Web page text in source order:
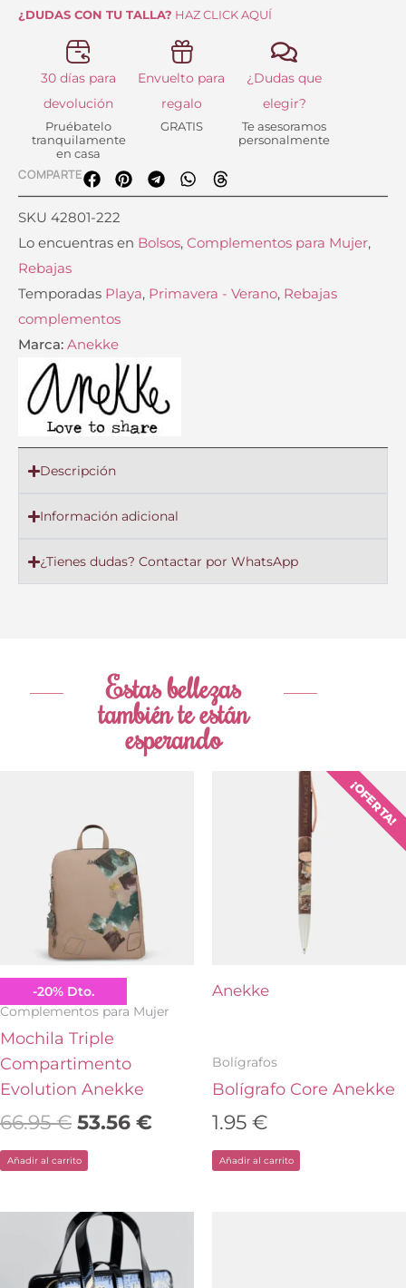
¿DUDAS CON TU TALLA? HAZ CLICK AQUÍ
30 días para
devolución
Pruébatelo
tranquilamente
en casa
Envuelto para
regalo
GRATIS
¿Dudas que
elegir?
Te asesoramos
personalmente
COMPARTE
SKU 42801-222
Lo encuentras en Bolsos, Complementos para Mujer,
Rebajas
Temporadas Playa, Primavera - Verano, Rebajas
complementos
Marca: Anekke
Descripción
Información adicional
¿Tienes dudas? Contactar por WhatsApp
Estas bellezas
también te están
esperando
¡OFERTA!
-20% Dto.
Anekke
Complementos para Mujer
Mochila Triple
Compartimento
Evolution Anekke
66.95€
original
era:
66.95 €.
53.56 €
Añadir al carrito
Anekke
Bolígrafos
Bolígrafo Core Anekke
1.95 €
Añadir al carrito
El
precio
originalactual